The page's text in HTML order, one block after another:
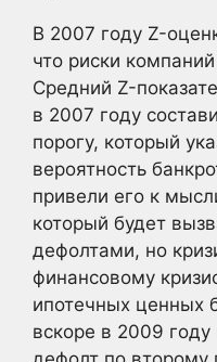
В 2007 году Z-
что риски
Средний Z-
в 2007 году
порогу, который
вероятность
привели его к
который будет
дефолтами, но
финансовому
ипотечных ценных
вскоре в 2009